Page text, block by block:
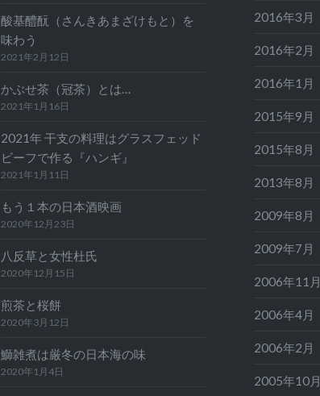
酸基醴酛（さんきあまざけもと）を
味わう
2021年2月12日
かぶせ茶（冠茶）とは…
2021年1月16日
2021年 干支の料理はグラスフェッド
ビーフで作る『ハンギ』
2021年1月11日
もう１本の日本酒映画
2020年12月23日
八反草と女性杜氏
2020年12月15日
煎茶と桜餅
2020年3月12日
鰤雑煮は厳冬の日本海の味
2020年1月4日
2016年3月
2016年2月
2016年1月
2015年9月
2015年8月
2013年8月
2009年8月
2009年7月
2006年11月
2006年4月
2006年2月
2005年10月